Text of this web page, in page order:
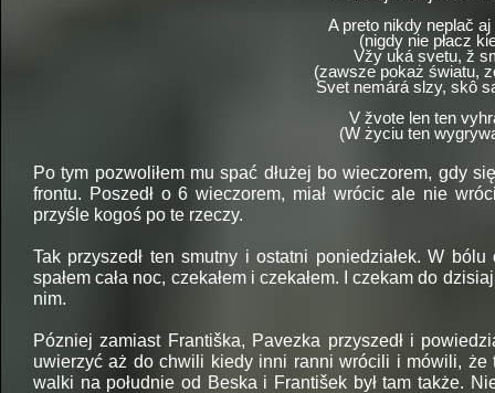
A preto nikdy neplač
(nigdy nie płacz
Vžy uká svetu, ž
(zawsze pokaż światu,
Svet nemárá slzy, skô
V žvote len ten
(W życiu ten
Po tym pozwoliłem mu spać dłużej bo wieczorem, gdy
frontu. Poszedł o 6 wieczorem, miał wrócic ale nie
przyśle kogoś po te rzeczy.
Tak przyszedł ten smutny i ostatni poniedziałek. W
spałem cała noc, czekałem i czekałem. I czekam do
nim.
Pózniej zamiast Františka, Pavezka przyszedł i
uwierzyć aż do chwili kiedy inni ranni wrócili i mówili, że
walki na południe od Beska i František był tam także.